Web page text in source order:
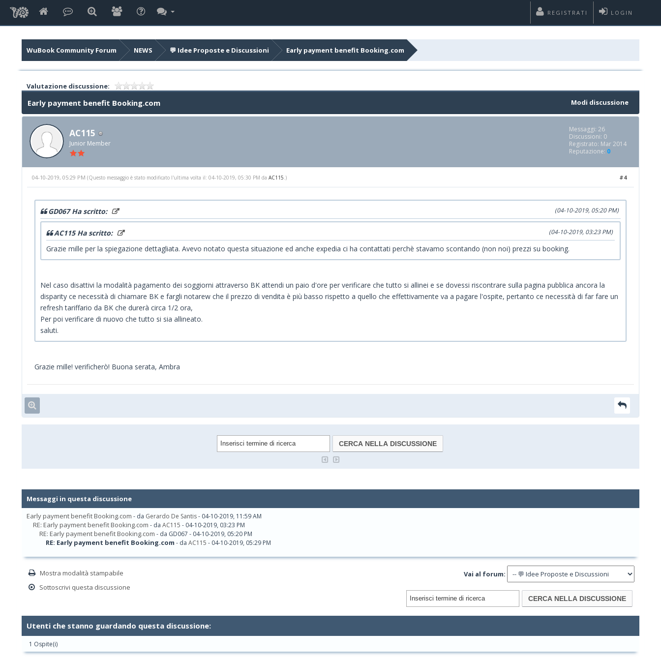
LOGIN
REGISTRATI
WuBook Community Forum NEWS 💬 Idee Proposte e Discussioni Early payment benefit Booking.com
Valutazione discussione:
Modi discussione
Early payment benefit Booking.com
AC115
Junior Member
Messaggi: 26
Discussioni: 0
Registrato: Mar 2014
Reputazione: 0
#4
04-10-2019, 05:29 PM (Questo messaggio è stato modificato l'ultima volta il: 04-10-2019, 05:30 PM da AC115 .)
(04-10-2019, 05:20 PM)
GD067 Ha scritto:
(04-10-2019, 03:23 PM)
AC115 Ha scritto:
Grazie mille per la spiegazione dettagliata. Avevo notato questa situazione ed anche expedia ci ha contattati perchè stavamo scontando (non noi) prezzi su booking.
Nel caso disattivi la modalità pagamento dei soggiorni attraverso BK attendi un paio d'ore per verificare che tutto si allinei e se dovessi riscontrare sulla pagina pubblica ancora la
disparity ce necessità di chiamare BK e fargli notarew che il prezzo di vendita è più basso rispetto a quello che effettivamente va a pagare l'ospite, pertanto ce necessità di far fare un
refresh tariffario da BK che durerà circa 1/2 ora,
Per poi verificare di nuovo che tutto si sia allineato.
saluti.
Grazie mille! verificherò! Buona serata, Ambra
Messaggi in questa discussione
Early payment benefit Booking.com - da Gerardo De Santis- 04-10-2019, 11:59 AM
RE: Early payment benefit Booking.com - da AC115 - 04-10-2019, 03:23 PM
RE: Early payment benefit Booking.com - da GD067 - 04-10-2019, 05:20 PM
RE: Early payment benefit Booking.com - da AC115 - 04-10-2019, 05:29 PM
Mostra modalità stampabile
Sottoscrivi questa discussione
Vai al forum:
Utenti che stanno guardando questa discussione:
1 Ospite(i)